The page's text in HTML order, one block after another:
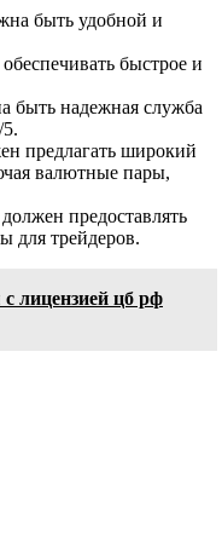
быть удобной и
быстрое и
быть надежная служба
предлагать широкий
валютные пары,
предоставлять
для трейдеров.
лицензией цб рф